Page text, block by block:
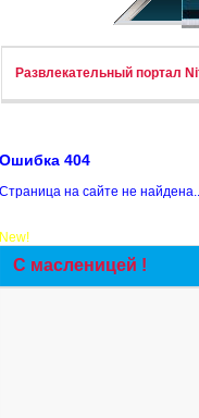
Развлекательный портал
Ошибка 404
Страница на сайте не
New!
С масленицей !